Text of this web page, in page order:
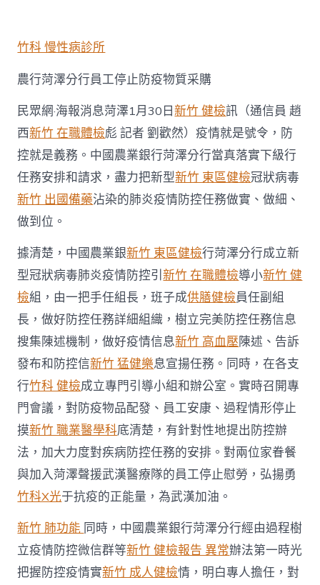
森
和
診
所
減
重
好
疫
控
戰〉
中
竹科 慢性病診所
農行菏澤分行員工停止防疫物質采購
民眾網·海報消息菏澤1月30日新竹 健檢訊（通信員 趙
西新竹 在職體檢彪 記者 劉歡然）疫情就是號令，防
控就是義務。中國農業銀行菏澤分行當真落實下級行
任務安排和請求，盡力把新型新竹 東區健檢冠狀病毒
新竹 出國備藥沾染的肺炎疫情防控任務做實、做細、
做到位。
據清楚，中國農業銀新竹 東區健檢行菏澤分行成立新
型冠狀病毒肺炎疫情防控引新竹 在職體檢導小新竹 健
檢組，由一把手任組長，班子成供膳健檢員任副組
長，做好防控任務詳細組織，樹立完美防控任務信息
搜集陳述機制，做好疫情信息新竹 高血壓陳述、告訴
發布和防控信新竹 猛健樂息宣揚任務。同時，在各支
行竹科 健檢成立專門引導小組和辦公室。實時召開專
門會議，對防疫物品配發、員工安康、過程情形停止
摸新竹 職業醫學科底清楚，有針對性地提出防控辦
法，加大力度對疾病防控任務的安排。對兩位家眷餐
與加入菏澤聲援武漢醫療隊的員工停止慰勞，弘揚勇
竹科X光于抗疫的正能量，為武漢加油。
新竹 肺功能 同時，中國農業銀行菏澤分行經由過程樹
立疫情防控微信群等新竹 健檢報告 異常辦法第一時光
把握防控疫情實新竹 成人健檢情，明白專人擔任，對